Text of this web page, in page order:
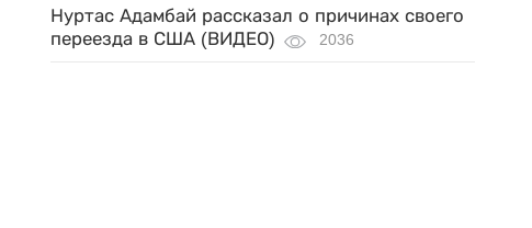
Нуртас Адамбай рассказал о причинах своего
переезда в США (ВИДЕО)
2036